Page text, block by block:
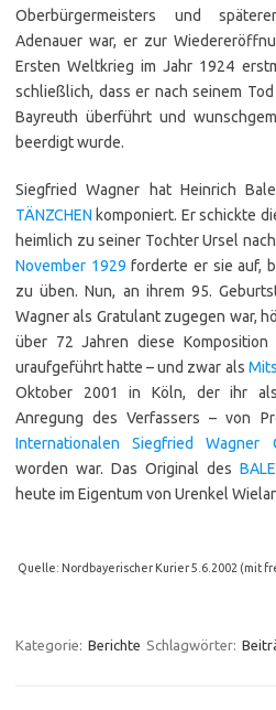
Oberbürgermeisters und
Adenauer war, er zur
Ersten Weltkrieg im Jahr 1924
schließlich, dass er nach seinem
Bayreuth überführt und
beerdigt wurde.
Siegfried Wagner hat Heinrich
TÄNZCHEN komponiert. Er schickte
heimlich zu seiner Tochter Ursel
November 1929 forderte er sie auf,
zu üben. Nun, an ihrem 95.
Wagner als Gratulant zugegen war,
über 72 Jahren diese
uraufgeführt hatte – und zwar als
Oktober 2001 in Köln, der ihr
Anregung des Verfassers – von
Internationalen Siegfried Wagner
worden war. Das Original des
heute im Eigentum von Urenkel
Quelle: Nordbayerischer Kurier 5.6.2002 (mit
Kategorie: Berichte Schlagwörter: